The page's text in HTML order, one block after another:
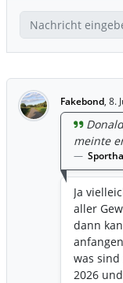
Fakebond, 8.
meinte
Ja
aller
dann
was
2026